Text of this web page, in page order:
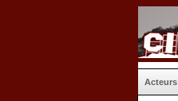
Acteurs